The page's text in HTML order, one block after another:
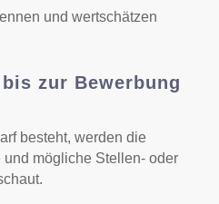
und wertschätzen
zur Bewerbung
besteht, werden die
mögliche Stellen- oder